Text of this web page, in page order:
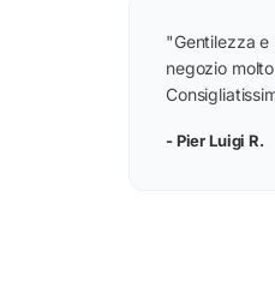
"Gentilezza e
negozio
- Pier Luigi R.